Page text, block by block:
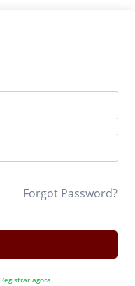
Forgot Password?
Registrar agora